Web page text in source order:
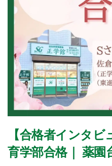
【合格者インタ
育学部合格｜ 薬園